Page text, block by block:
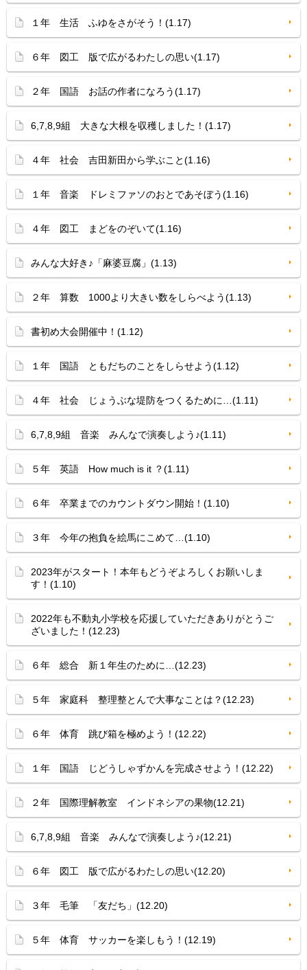
１年 生活 ふゆをさがそう！(1.17)
６年 図工 版で広がるわたしの思い(1.17)
２年 国語 お話の作者になろう(1.17)
6,7,8,9組 大きな大根を収穫しました！(1.17)
４年 社会 吉田新田から学ぶこと(1.16)
１年 音楽 ドレミファソのおとであそぼう(1.16)
４年 図工 まどをのぞいて(1.16)
みんな大好き♪「麻婆豆腐」(1.13)
２年 算数 1000より大きい数をしらべよう(1.13)
書初め大会開催中！(1.12)
１年 国語 ともだちのことをしらせよう(1.12)
４年 社会 じょうぶな堤防をつくるために…(1.11)
6,7,8,9組 音楽 みんなで演奏しよう♪(1.11)
５年 英語 How much is it ？(1.11)
６年 卒業までのカウントダウン開始！(1.10)
３年 今年の抱負を絵馬にこめて…(1.10)
2023年がスタート！本年もどうぞよろしくお願いしま
す！(1.10)
2022年も不動丸小学校を応援していただきありがとうご
ざいました！(12.23)
６年 総合 新１年生のために…(12.23)
５年 家庭科 整理整とんで大事なことは？(12.23)
６年 体育 跳び箱を極めよう！(12.22)
１年 国語 じどうしゃずかんを完成させよう！(12.22)
２年 国際理解教室 インドネシアの果物(12.21)
6,7,8,9組 音楽 みんなで演奏しよう♪(12.21)
６年 図工 版で広がるわたしの思い(12.20)
３年 毛筆 「友だち」(12.20)
５年 体育 サッカーを楽しもう！(12.19)